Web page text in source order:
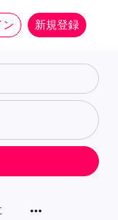
ン 新規登録
more_horiz